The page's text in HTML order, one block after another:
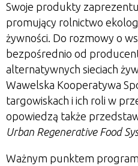
Swoje produkty
promujący rolnictwo
żywności. Do rozmowy o
bezpośrednio od
alternatywnych sieciach
Wawelska Kooperatywa
targowiskach i ich roli w
opowiedzą także
Urban Regenerative Food
Ważnym punktem